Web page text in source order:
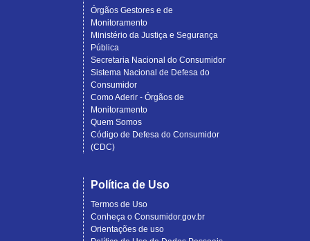
Órgãos Gestores e de
Monitoramento
Ministério da Justiça e Segurança
Pública
Secretaria Nacional do Consumidor
Sistema Nacional de Defesa do
Consumidor
Como Aderir - Órgãos de
Monitoramento
Quem Somos
Código de Defesa do Consumidor
(CDC)
Política de Uso
Termos de Uso
Conheça o Consumidor.gov.br
Orientações de uso